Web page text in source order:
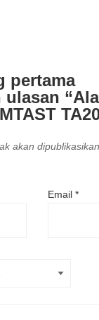
pertama
ulasan
akan dipublikasikan.
Email *